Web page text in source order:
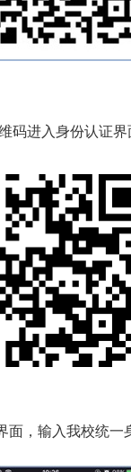
码进入身份认证界
面，输入我校统一